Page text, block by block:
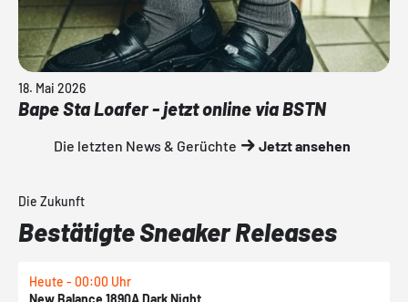
18. Mai 2026
Bape Sta Loafer - jetzt online via BSTN
Die letzten News & Gerüchte Jetzt ansehen
Die Zukunft
Bestätigte Sneaker Releases
Heute - 00:00 Uhr